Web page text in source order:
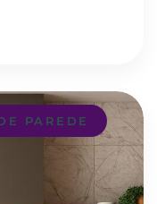
PAREDE